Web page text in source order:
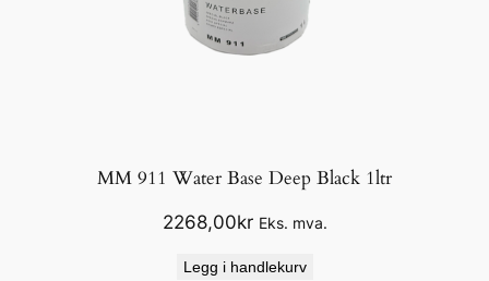
MM 911 Water Base Deep Black 1ltr
2268,00kr Eks. mva.
Legg i handlekurv